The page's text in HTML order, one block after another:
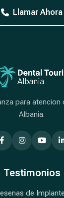
Llamar Ahora
para atencion
Albania.
Testimonios
de